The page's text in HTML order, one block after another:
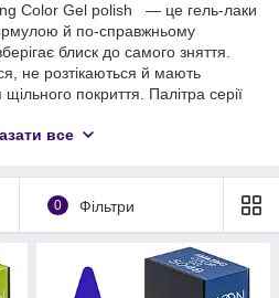
Color Gel polish — це гель-лаки
й по-справжньому
блиск до самого зняття.
не розтікаються й мають
покриття. Палітра серії
як для салонного, так і для
з першого шару
подряпин до 3 тижнів
колір
все
0 Фільтри